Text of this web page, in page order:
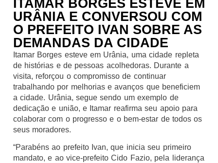
ITAMAR BORGES ESTEVE EM
URÂNIA E CONVERSOU COM
O PREFEITO IVAN SOBRE AS
DEMANDAS DA CIDADE
Itamar Borges esteve em Urânia, uma cidade repleta
de histórias e de pessoas acolhedoras. Durante a
visita, reforçou o compromisso de continuar
trabalhando por melhorias e avanços que beneficiem
a cidade. Urânia, segue sendo um exemplo de
dedicação e união, e Itamar reafirma seu apoio para
colaborar com o progresso e o bem-estar de todos os
seus moradores.
“Parabéns ao prefeito Ivan, que inicia seu primeiro
mandato, e ao vice-prefeito Cido Fazio, pela liderança